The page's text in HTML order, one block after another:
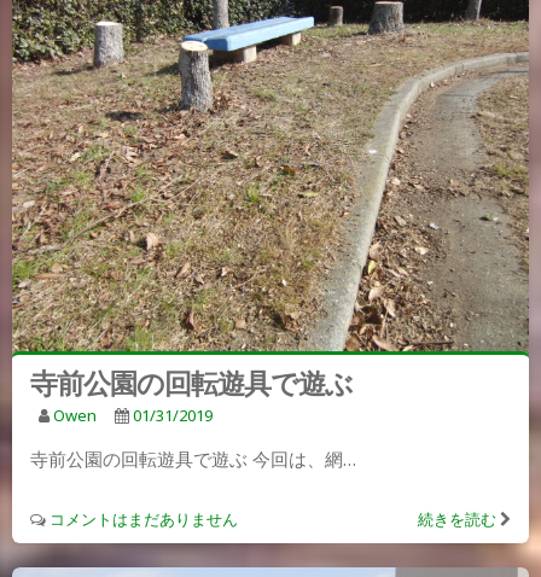
寺前公園の回転遊具で遊ぶ
Owen 01/31/2019
寺前公園の回転遊具で遊ぶ 今回は、網…
コメントはまだありません 続きを読む